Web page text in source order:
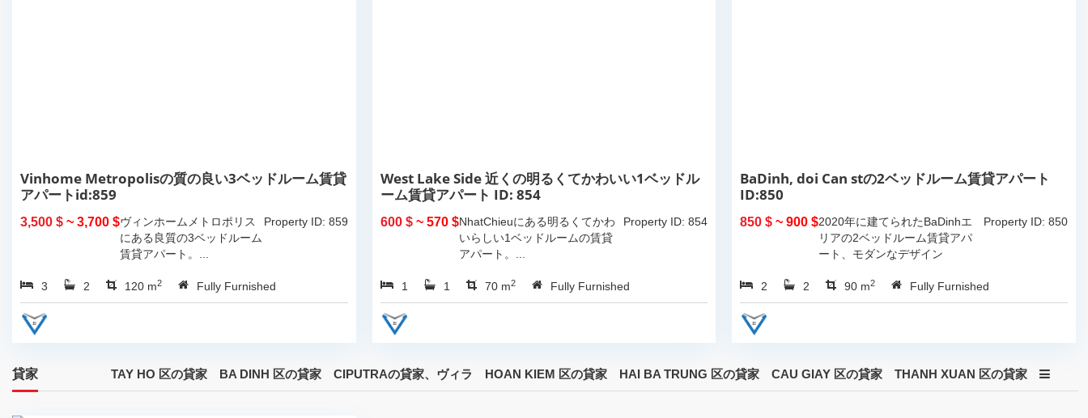
Vinhome Metropolisの質の良い3ベッドルーム賃貸
アパートid:859
3,500 $ ~ 3,700 $ Property ID: 859
ヴィンホームメトロポリス
にある良質の3ベッドルーム
賃貸アパート。...
3 2 120 m2 Fully Furnished
West Lake Side 近くの明るくてかわいい1ベッドル
ーム賃貸アパート ID: 854
600 $~ 570 $ Property ID: 854
NhatChieuにある明るくてかわ
いらしい1ベッドルームの賃貸
アパート。...
1 1 70 m2 Fully Furnished
BaDinh, doi Can stの2ベッドルーム賃貸アパート
ID:850
850 $ ~ 900 $ Property ID: 850
2020年に建てられたBaDinhエ
リアの2ベッドルーム賃貸アパ
ート、モダンなデザイン
2 2 90 m2 Fully Furnished
貸家 TAY HO 区の貸家 BA DINH 区の貸家 CIPUTRAの貸家、ヴィラ HOAN KIEM 区の貸家 HAI BA TRUNG 区の貸家 CAU GIAY 区の貸家 THANH XUAN 区の貸家